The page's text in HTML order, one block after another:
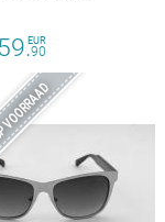
59.90
EUR